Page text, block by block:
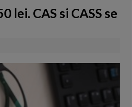
lei. CAS si CASS se